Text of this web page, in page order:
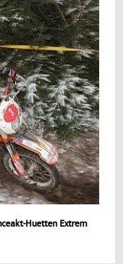
Huetten Extrem